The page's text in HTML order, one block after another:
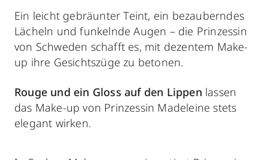
Ein leicht gebräunter Teint, ein bezauberndes
Lächeln und funkelnde Augen – die Prinzessin
von Schweden schafft es, mit dezentem Make-
up ihre Gesichtszüge zu betonen.
Rouge und ein Gloss auf den Lippen lassen
das Make-up von Prinzessin Madeleine stets
elegant wirken.